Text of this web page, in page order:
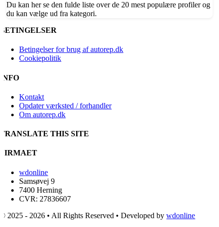
Du kan her se den fulde liste over de 20 mest populære profiler og
du kan vælge ud fra kategori.
BETINGELSER
Betingelser for brug af autorep.dk
Cookiepolitik
INFO
Kontakt
Opdater værksted / forhandler
Om autorep.dk
TRANSLATE THIS SITE
FIRMAET
wdonline
Samsøvej 9
7400 Herning
CVR: 27836607
© 2025 - 2026 • All Rights Reserved • Developed bywdonline